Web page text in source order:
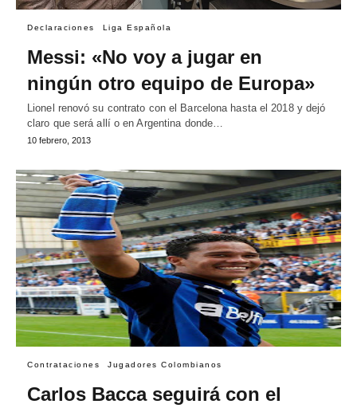
Declaraciones Liga Española
Messi: «No voy a jugar en
ningún otro equipo de Europa»
Lionel renovó su contrato con el Barcelona hasta el 2018 y dejó
claro que será allí o en Argentina donde…
10 febrero, 2013
Contrataciones Jugadores Colombianos
Carlos Bacca seguirá con el